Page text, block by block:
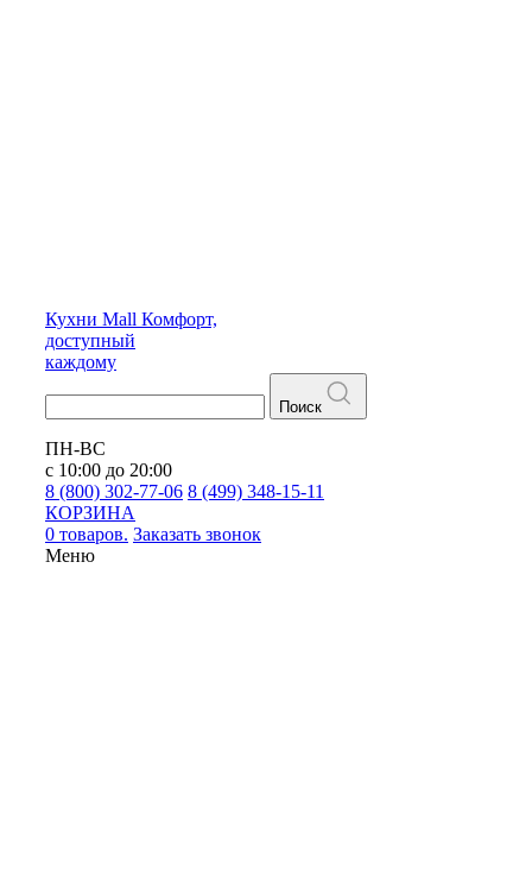
Кухни Mall Комфорт,
доступный
каждому
Поиск
ПН-ВС
с 10:00 до 20:00
8 (800) 302-77-06 8 (499) 348-15-11
КОРЗИНА
0 товаров. Заказать звонок
Меню